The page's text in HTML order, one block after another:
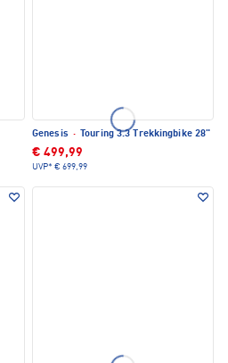
Genesis · Touring 3.3 Trekkingbike 28"
€ 499,99
UVP* € 699,99